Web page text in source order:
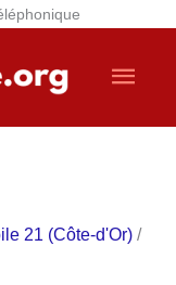
21 (Côte-d'Or) /